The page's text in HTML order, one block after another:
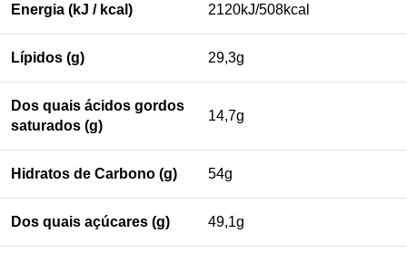
Energia (kJ / kcal) 2120kJ/508kcal
Lípidos (g) 29,3g
Dos quais ácidos gordos
saturados (g)
14,7g
Hidratos de Carbono (g) 54g
Dos quais açúcares (g) 49,1g